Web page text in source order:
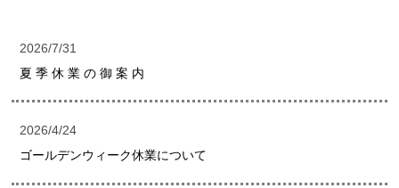
2026/7/31
夏 季 休 業 の 御 案 内
2026/4/24
ゴールデンウィーク休業について